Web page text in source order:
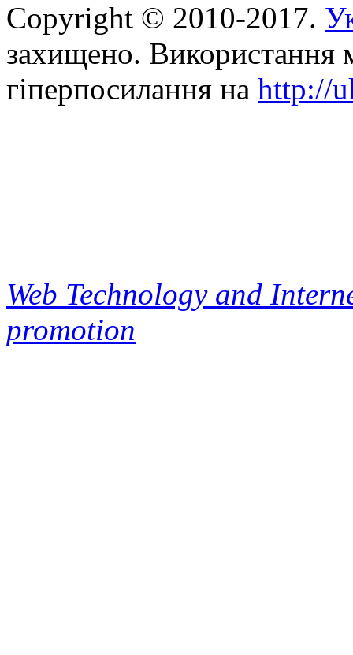
Copyright © 2010-2017.
захищено. Використання
гіперпосилання на http://
Web Technology and
promotion